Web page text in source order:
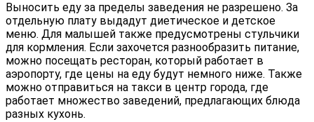
Выносить еду за пределы заведения не разрешено. За
отдельную плату выдадут диетическое и детское
меню. Для малышей также предусмотрены стульчики
для кормления. Если захочется разнообразить питание,
можно посещать ресторан, который работает в
аэропорту, где цены на еду будут немного ниже. Также
можно отправиться на такси в центр города, где
работает множество заведений, предлагающих блюда
разных кухонь.